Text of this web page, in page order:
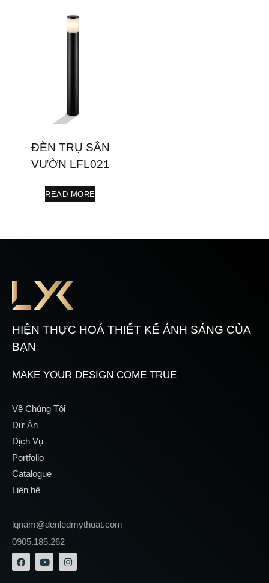
ĐÈN TRỤ SÂN
VƯỜN LFL021
READ MORE
HIỆN THỰC HOÁ THIẾT KẾ ÁNH SÁNG CỦA
BẠN
MAKE YOUR DESIGN COME TRUE
Về Chúng Tôi
Dự Án
Dịch Vụ
Portfolio
Catalogue
Liên hệ
lqnam@denledmythuat.com
0905.185.262